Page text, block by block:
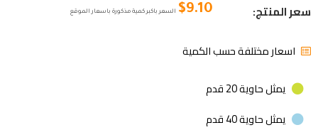
سعر المنتج: $9.10 السعر باكبر كمية مذكورة باسعار الموقع
اسعار مختلفة حسب الكمية
يمثل حاوية 20 قدم
يمثل حاوية 40 قدم